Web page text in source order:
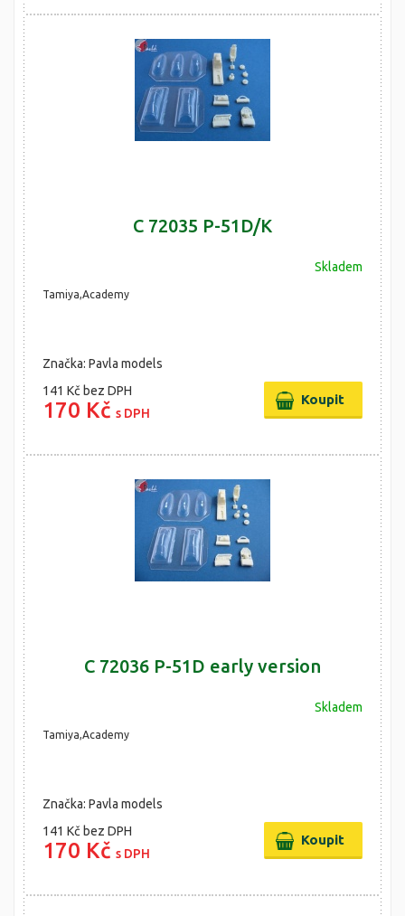
C 72035 P-51D/K
Skladem
Tamiya,Academy
Značka: Pavla models
141 Kč bez DPH
170 Kč s DPH
C 72036 P-51D early version
Skladem
Tamiya,Academy
Značka: Pavla models
141 Kč bez DPH
170 Kč s DPH